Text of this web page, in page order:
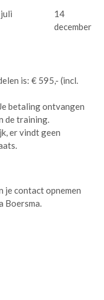
14
december
is: € 595,- (incl.
betaling ontvangen
de training.
er vindt geen
je contact opnemen
Boersma.